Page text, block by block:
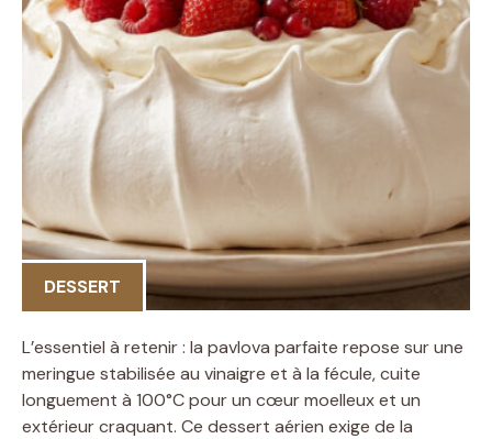
DESSERT
L’essentiel à retenir : la pavlova parfaite repose sur une
meringue stabilisée au vinaigre et à la fécule, cuite
longuement à 100°C pour un cœur moelleux et un
extérieur craquant. Ce dessert aérien exige de la